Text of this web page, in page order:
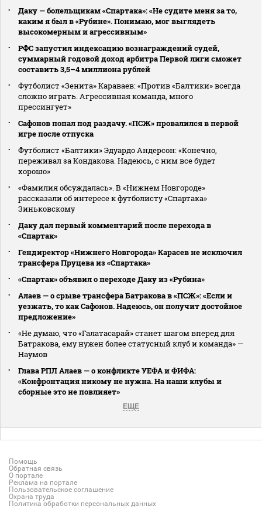
Даку — болельщикам «Спартака»: «Не судите меня за то,
каким я был в «Рубине». Понимаю, мог выглядеть
высокомерным и агрессивным»
РФС запустил индексацию вознаграждений судей,
суммарный годовой доход арбитра Первой лиги сможет
составить 3,5–4 миллиона рублей
Футболист «Зенита» Караваев: «Против «Балтики» всегда
сложно играть. Агрессивная команда, много
прессингует»
Сафонов попал под раздачу. «ПСЖ» провалился в первой
игре после отпуска
Футболист «Балтики» Эдуардо Андерсон: «Конечно,
переживал за Кондакова. Надеюсь, с ним все будет
хорошо»
«Фамилия обсуждалась». В «Нижнем Новгороде»
рассказали об интересе к футболисту «Спартака»
Зиньковскому
Даку дал первый комментарий после перехода в
«Спартак»
Гендиректор «Нижнего Новгорода» Карасев не исключил
трансфера Пруцева из «Спартака»
«Спартак» объявил о переходе Даку из «Рубина»
Алаев — о срыве трансфера Батракова в «ПСЖ»: «Если и
уезжать, то как Сафонов. Надеюсь, он получит достойное
предложение»
«Не думаю, что «Галатасарай» станет шагом вперед для
Батракова, ему нужен более статусный клуб и команда» —
Наумов
Глава РПЛ Алаев — о конфликте УЕФА и ФИФА:
«Конфронтация никому не нужна. На наши клубы и
сборные это не повлияет»
ЕЩЕ
Помощь
Обратная связь
О портале
Реклама на портале
Пользовательское соглашение
Охрана труда
Политика обработки персональных данных